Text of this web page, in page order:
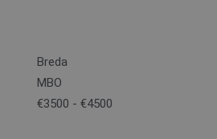
Breda
MBO
€3500 - €4500